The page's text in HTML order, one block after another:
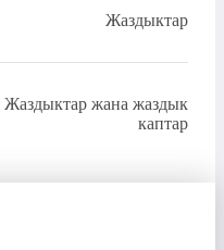
Жаздыктар
Жаздыктар жана жаздык
каптар